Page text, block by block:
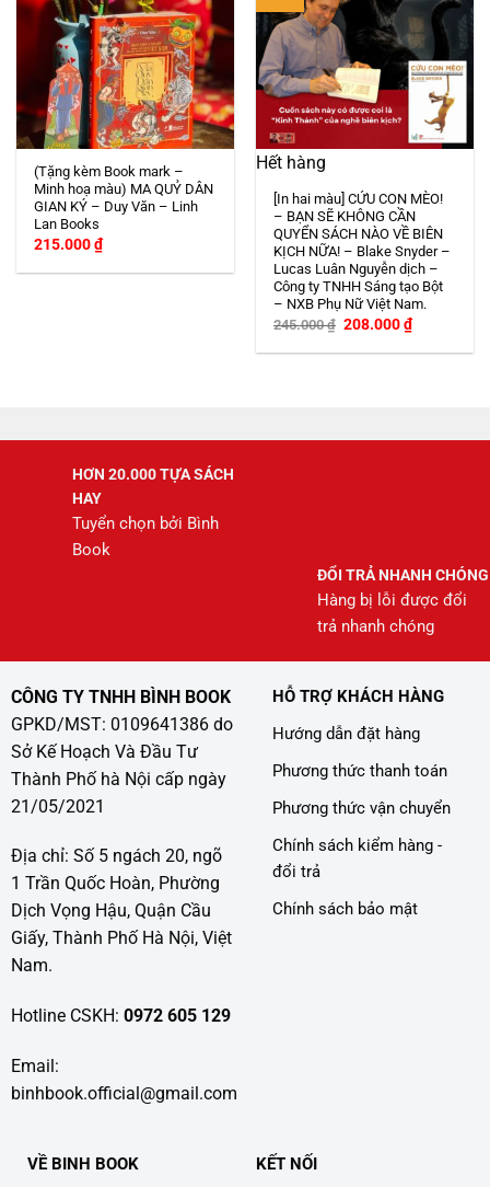
(Tặng kèm Book mark –
Minh hoạ màu) MA QUỶ DÂN
GIAN KÝ – Duy Văn – Linh
Lan Books
215.000₫
Hết hàng
[In hai màu] CỨU CON MÈO!
– BẠN SẼ KHÔNG CẦN
QUYỂN SÁCH NÀO VỀ BIÊN
KỊCH NỮA! – Blake Snyder –
Lucas Luân Nguyễn dịch –
Công ty TNHH Sáng tạo Bột
– NXB Phụ Nữ Việt Nam.
245.000₫ Giá
là:
208.000₫Giá
hiện
tại
HƠN 20.000 TỰA SÁCH
HAY
Tuyển chọn bởi Bình
Book
ĐỔI TRẢ NHANH CHÓNG
Hàng bị lỗi được đổi
trả nhanh chóng
CÔNG TY TNHH BÌNH BOOK
GPKD/MST: 0109641386 do
Sở Kế Hoạch Và Đầu Tư
Thành Phố hà Nội cấp ngày
21/05/2021
Địa chỉ: Số 5 ngách 20, ngõ
1 Trần Quốc Hoàn, Phường
Dịch Vọng Hậu, Quận Cầu
Giấy, Thành Phố Hà Nội, Việt
Nam.
Hotline CSKH: 0972 605 129
Email:
binhbook.official@gmail.com
HỖ TRỢ KHÁCH HÀNG
Hướng dẫn đặt hàng
Phương thức thanh toán
Phương thức vận chuyển
Chính sách kiểm hàng -
đổi trả
Chính sách bảo mật
VỀ BINH BOOK KẾT NỐI